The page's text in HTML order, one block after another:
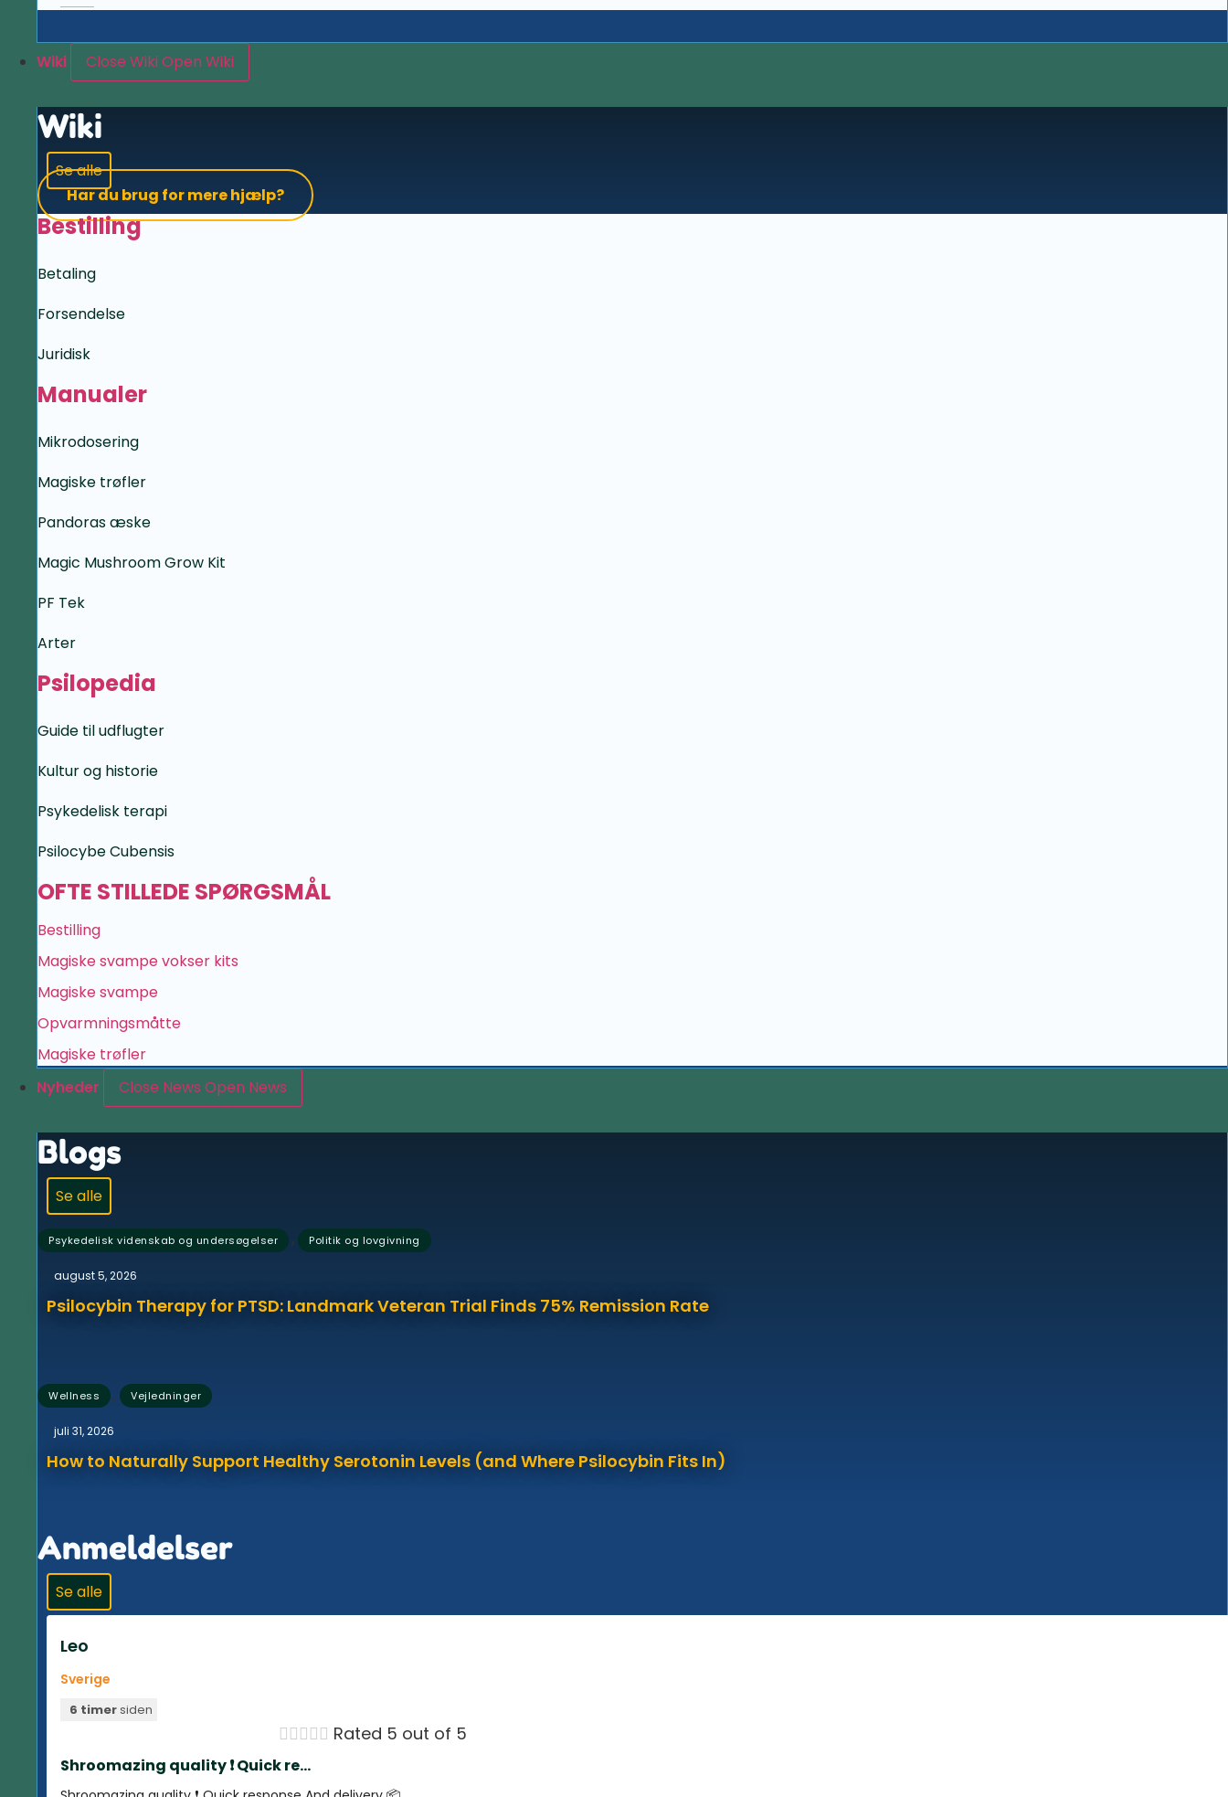
Wiki Close WikiOpen Wiki
Wiki
Se alle
Har du brug for mere hjælp?
Bestilling
Betaling
Forsendelse
Juridisk
Manualer
Mikrodosering
Magiske trøfler
Pandoras æske
Magic Mushroom Grow Kit
PF Tek
Arter
Psilopedia
Guide til udflugter
Kultur og historie
Psykedelisk terapi
Psilocybe Cubensis
OFTE STILLEDE SPØRGSMÅL
Bestilling
Magiske svampe vokser kits
Magiske svampe
Opvarmningsmåtte
Magiske trøfler
Nyheder
Close News Open News
Blogs
Se alle
Psykedelisk videnskab og undersøgelser , Politik og lovgivning
august 5, 2026
Psilocybin Therapy for PTSD: Landmark Veteran Trial Finds 75% Remission Rate
Wellness , Vejledninger
juli 31, 2026
How to Naturally Support Healthy Serotonin Levels (and Where Psilocybin Fits In)
Anmeldelser
Se alle
Leo
Sverige
6 timersiden
 Rated 5 out of 5
Shroomazing quality ❗️ Quick re...